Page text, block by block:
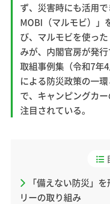
ず、災害時にも活用
MOBI（マルモビ）」
び、マルモビを使っ
みが、内閣官房が発
取組事例集（令和7年
による防災政策の一
で、キャンピングカ
注目されている。
「備えない防災」
リーの取り組み